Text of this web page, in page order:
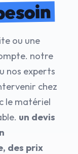
ou une
notre
nos experts
chez
le matériel
un devis
des prix